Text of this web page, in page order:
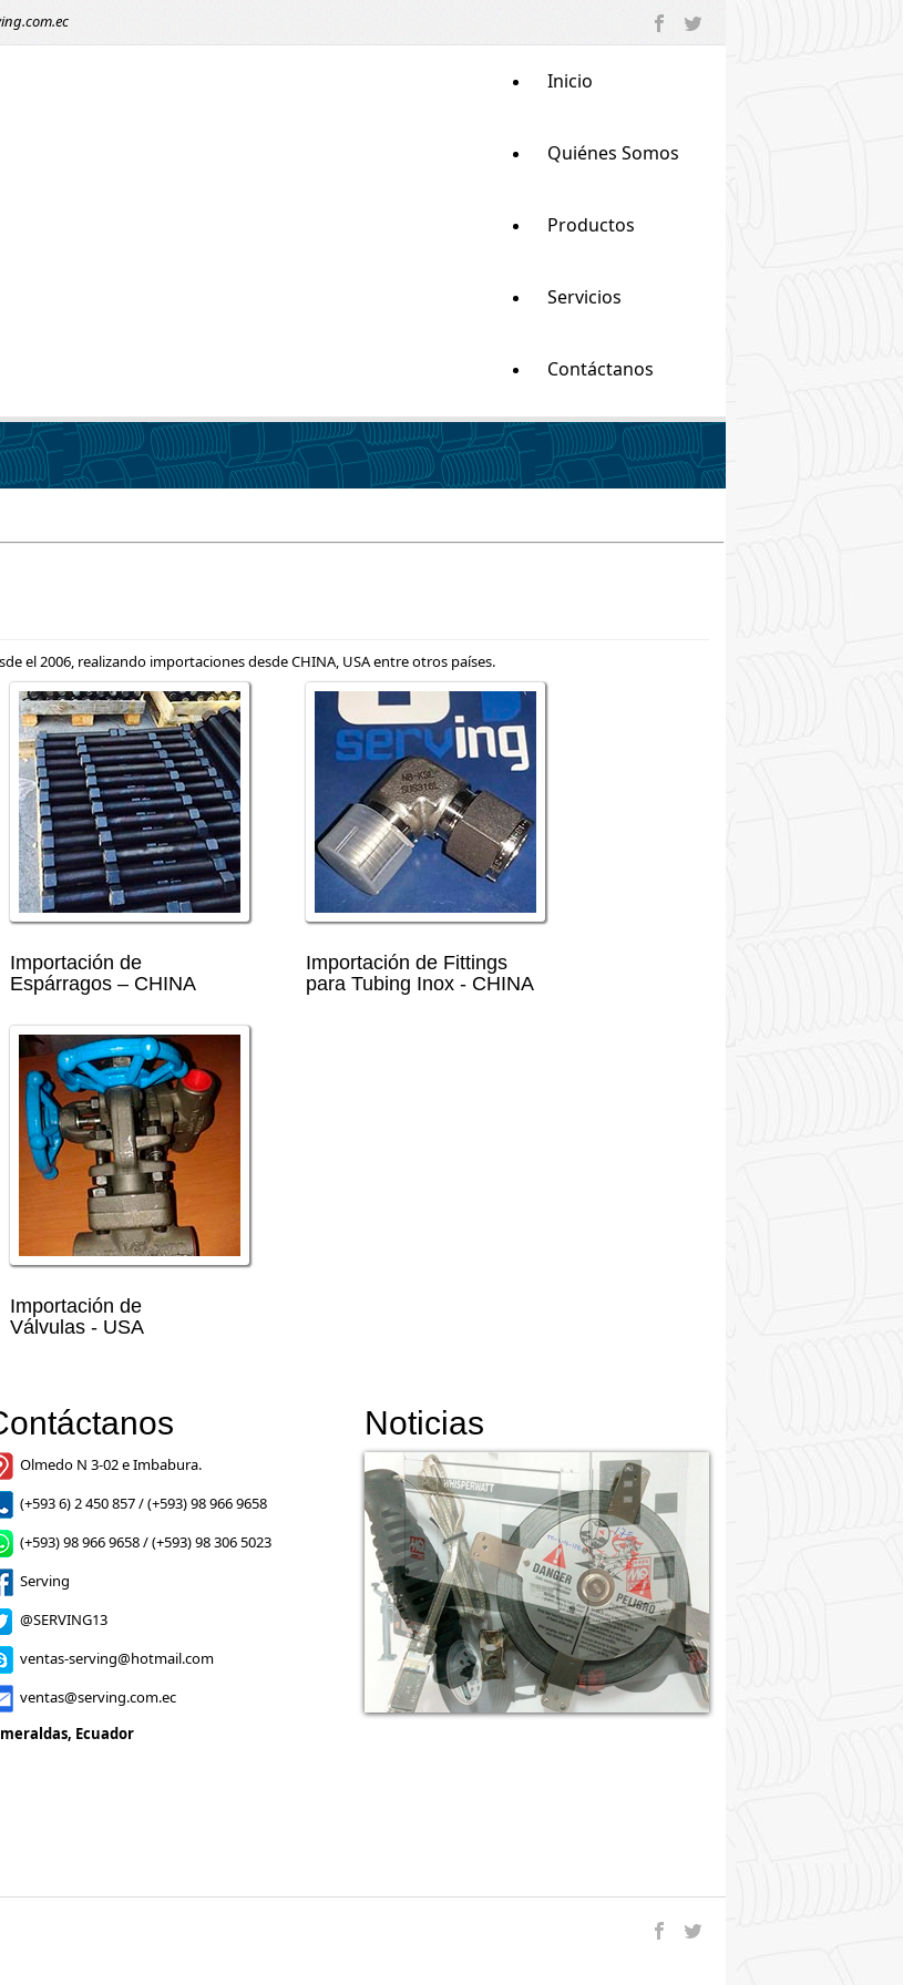
Inicio
Quiénes Somos
Productos
Servicios
Contáctanos
el 2006, realizando importaciones desde CHINA, USA entre otros países.
Importación de
Espárragos – CHINA
Importación de Fittings
para Tubing Inox - CHINA
Importación de
Válvulas - USA
Olmedo N 3-02 e Imbabura.
(+593 6) 2 450 857 / (+593) 98 966 9658
(+593) 98 966 9658 / (+593) 98 306 5023
Serving
@SERVING13
ventas-serving@hotmail.com
ventas@serving.com.ec
Ecuador
Noticias